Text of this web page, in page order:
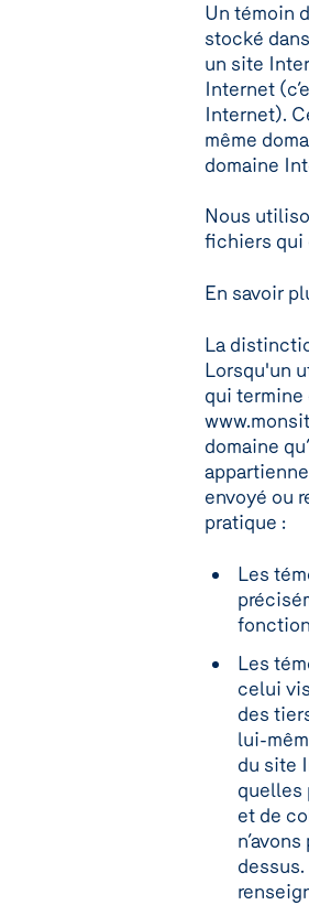
Un témoin
stocké
un site
Internet
Internet).
même
domaine
Nous
fichiers qui
En savoir
La
Lorsqu'un
qui termine
domaine
envoyé ou
pratique :
Les
Les
celui
des
lui-
du site
quelles
et de